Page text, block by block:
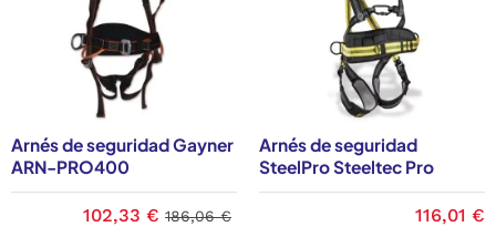
Arnés de seguridad Gayner
ARN-PRO400
102,33 € 186,06 €
Arnés de seguridad
SteelPro Steeltec Pro
116,01 €